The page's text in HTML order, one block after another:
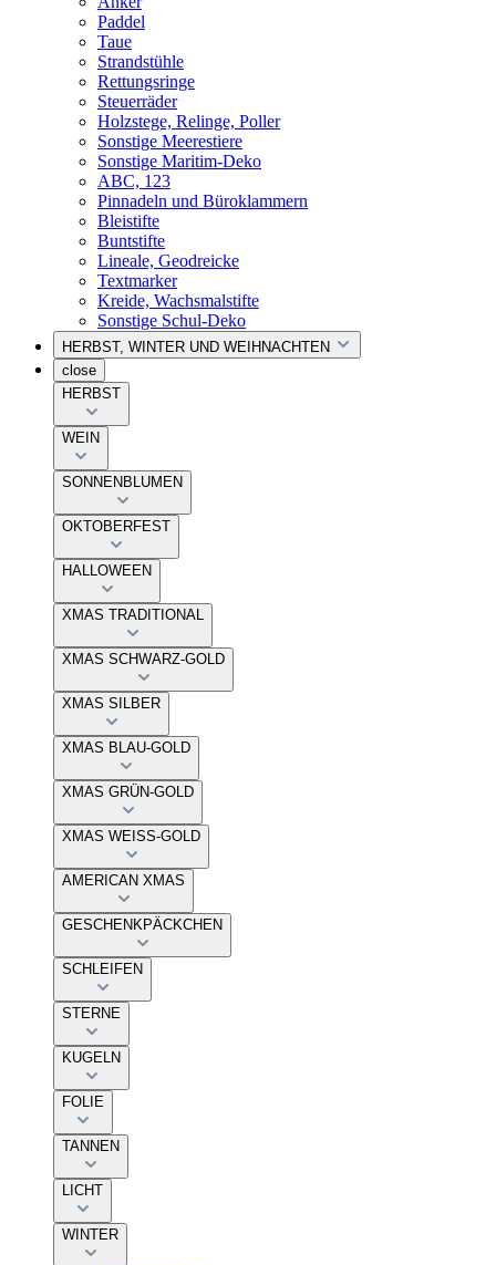
Paddel
Taue
Strandstühle
Rettungsringe
Steuerräder
Holzstege, Relinge, Poller
Sonstige Meerestiere
Sonstige Maritim-Deko
ABC, 123
Pinnadeln und Büroklammern
Bleistifte
Buntstifte
Lineale, Geodreicke
Textmarker
Kreide, Wachsmalstifte
Sonstige Schul-Deko
HERBST, WINTER UND WEIHNACHTEN
close
HERBST
WEIN
SONNENBLUMEN
OKTOBERFEST
HALLOWEEN
XMAS TRADITIONAL
XMAS SCHWARZ-GOLD
XMAS SILBER
XMAS BLAU-GOLD
XMAS GRÜN-GOLD
XMAS WEISS-GOLD
AMERICAN XMAS
GESCHENKPÄCKCHEN
SCHLEIFEN
STERNE
KUGELN
FOLIE
TANNEN
LICHT
WINTER